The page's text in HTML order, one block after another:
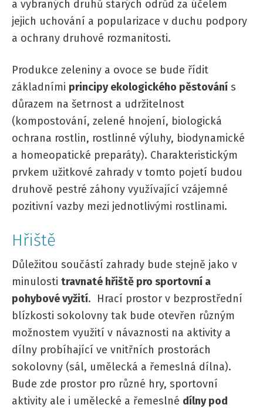
a vybraných druhů starých odrůd za účelem
jejich uchování a popularizace v duchu podpory
a ochrany druhové rozmanitosti.
Produkce zeleniny a ovoce se bude řídit
základními principy ekologického pěstování s
důrazem na šetrnost a udržitelnost
(kompostování, zelené hnojení, biologická
ochrana rostlin, rostlinné výluhy, biodynamické
a homeopatické preparáty). Charakteristickým
prvkem užitkové zahrady v tomto pojetí budou
druhově pestré záhony využívající vzájemné
pozitivní vazby mezi jednotlivými rostlinami.
Hřiště
Důležitou součástí zahrady bude stejně jako v
minulosti travnaté hřiště pro sportovní a
pohybové vyžití. Hrací prostor v bezprostřední
blízkosti sokolovny tak bude otevřen různým
možnostem využití v návaznosti na aktivity a
dílny probíhající ve vnitřních prostorách
sokolovny (sál, umělecká a řemeslná dílna).
Bude zde prostor pro různé hry, sportovní
aktivity ale i umělecké a řemeslné dílny pod